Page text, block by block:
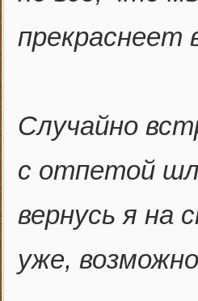
прекраснеет
Случайно
с отпетой
вернусь я на
уже,